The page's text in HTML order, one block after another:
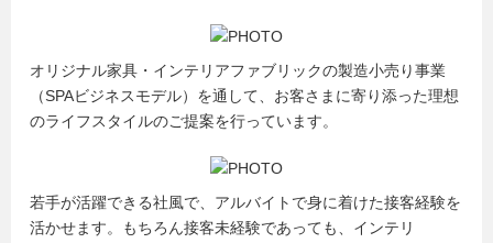
オリジナル家具・インテリアファブリックの製造小売り事業
（SPAビジネスモデル）を通して、お客さまに寄り添った理想
のライフスタイルのご提案を行っています。
若手が活躍できる社風で、アルバイトで身に着けた接客経験を
活かせます。もちろん接客未経験であっても、インテリ